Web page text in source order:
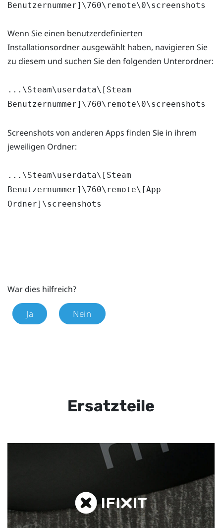
Benutzernummer]\760\remote\0\screenshots
Wenn Sie einen benutzerdefinierten
Installationsordner ausgewählt haben, navigieren Sie
zu diesem und suchen Sie den folgenden Unterordner:
...\Steam\userdata\[Steam
Benutzernummer]\760\remote\0\screenshots
Screenshots von anderen Apps finden Sie in ihrem
jeweiligen Ordner:
...\Steam\userdata\[Steam
Benutzernummer]\760\remote\[App
Ordner]\screenshots
War dies hilfreich?
Ja Nein
Ersatzteile